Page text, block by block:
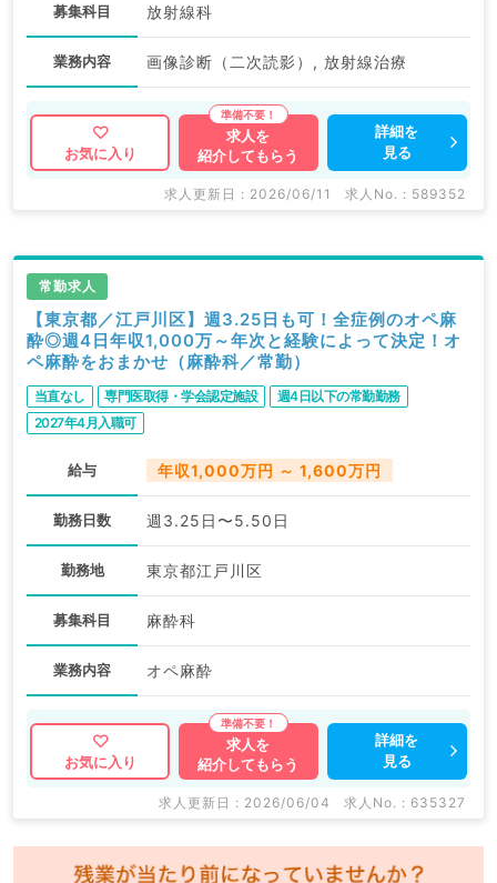
募集科目 放射線科
業務内容 画像診断（二次読影）, 放射線治療
お気に入り
求人を
紹介してもらう
詳細を
見る
求人更新日 : 2026/06/11 求人No. : 589352
常勤求人
【東京都／江戸川区】週3.25日も可！全症例のオペ麻
酔◎週4日年収1,000万～年次と経験によって決定！オ
ペ麻酔をおまかせ（麻酔科／常勤）
当直なし 専門医取得・学会認定施設
週4日以下の常勤勤務
2027年4月入職可
給与 年収1,000万円 ～ 1,600万円
勤務日数 週3.25日〜5.50日
勤務地 東京都江戸川区
募集科目 麻酔科
業務内容 オペ麻酔
お気に入り
求人を
紹介してもらう
詳細を
見る
求人更新日 : 2026/06/04 求人No. : 635327